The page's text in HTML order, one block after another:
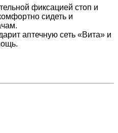
фиксацией стоп и
сидеть и
аптечную сеть «Вита» и